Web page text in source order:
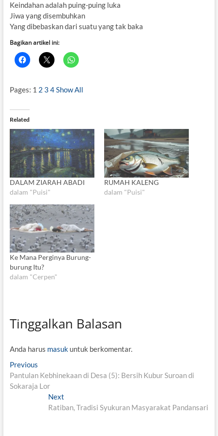
Keindahan adalah puing-puing luka
Jiwa yang disembuhkan
Yang dibebaskan dari suatu yang tak baka
Bagikan artikel ini:
Pages: 1 2 3 4Show All
Related
DALAM ZIARAH ABADI
dalam "Puisi"
RUMAH KALENG
dalam "Puisi"
Ke Mana Perginya Burung-
burung Itu?
dalam "Cerpen"
Tinggalkan Balasan
Anda harus masukuntuk berkomentar.
N
a
Previous
r
e
Pantulan Kebhinekaan di Desa (5): Bersih Kubur Suroan di
Sokaraja Lor
Next
e
Ratiban, Tradisi Syukuran Masyarakat Pandansari